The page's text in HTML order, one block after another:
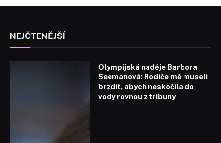
NEJČTENĚJŠÍ
Olympijská naděje Barbora
Seemanová: Rodiče mě museli
brzdit, abych neskočila do
vody rovnou z tribuny